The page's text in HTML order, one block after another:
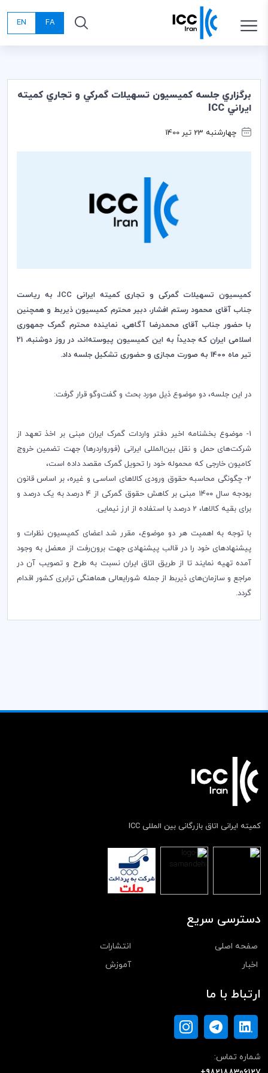
FA
EN
برگزاري جلسه كميسيون تسهيلات گمركي و تجاري كميته
ايراني ICC
چهارشنبه 23 تیر 1400
کمیسیون تسهیلات گمرکی و تجاری کمیته ایرانی ICC، به ریاست
جناب آقای محمود رستم افشار، دبیر محترم کمیسیون ذیربط و همچنین
با حضور جناب آقای محمدرضا آگاهی، نماینده محترم گمرک جمهوری
اسلامی ایران که جدیداً به این کمیسیون پیوسته‌اند، در روز دوشنبه، 21
تیر ماه 1400 به صورت مجازی و حضوری تشکیل جلسه داد.
در این جلسه، دو موضوع ذیل مورد بحث ‌و ‌گفت‌وگو قرار گرفت:
1- موضوع بخشنامه اخیر دفتر واردات گمرک ایران‌ مبنی بر اخذ تعهد از
شرکت‌های حمل و نقل بین‌المللی ایرانی (فورواردرها) جهت تضمین خروج
کامیون خارجی که محموله خود را تحویل گمرک مقصد داده است،
2- چگونگی محاسبه حقوق ورودی کالاهای اساسی‌ و غیره، بر اساس قانون
‌بودجه سال ۱۴۰۰ مبنی بر کاهش حقوق گمرکی از 4 درصد به یک درصد و
برای بقیه کالاها، 2 درصد با استفاده از ارز نیمایی.
با توجه به اهمیت هر دو ‌موضوع، مقرر شد اعضای کمیسیون نظرات و
پیشنهادهای خود را در قالب پیشنهادی جهت برون‌رفت از معضل به وجود
آمده تهیه نمایند تا از طریق اتاق ایران نسبت به طرح و تصویب آن در
مراجع و سازمان‌های ذیربط از جمله شورایعالی هماهنگی ترابری کشور اقدام
گردد.
کمیته ایرانی اتاق بازرگانی بین المللی ICC
دسترسی سریع
صفحه اصلی
انتشارات
اخبار
آموزش
ارتباط با ما
شماره تماس: